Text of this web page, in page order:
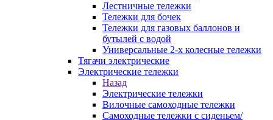
Лестничные тележки
Тележки для бочек
Тележки для газовых баллонов и
бутылей с водой
Универсальные 2-х колесные тележки
Тягачи электрические
Электрические тележки
Назад
Электрические тележки
Вилочные самоходные тележки
Самоходные тележки с сиденьем/